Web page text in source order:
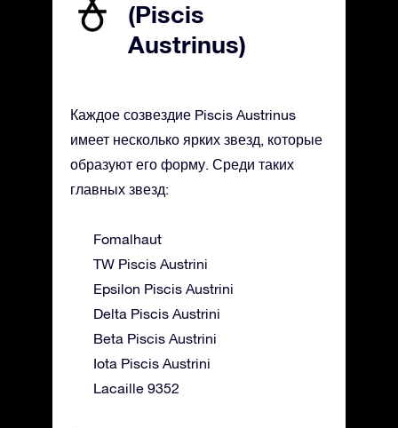
(Piscis
Austrinus)
Каждое созвездие Piscis Austrinus
имеет несколько ярких звезд, которые
образуют его форму. Среди таких
главных звезд:
Fomalhaut
TW Piscis Austrini
Epsilon Piscis Austrini
Delta Piscis Austrini
Beta Piscis Austrini
Iota Piscis Austrini
Lacaille 9352